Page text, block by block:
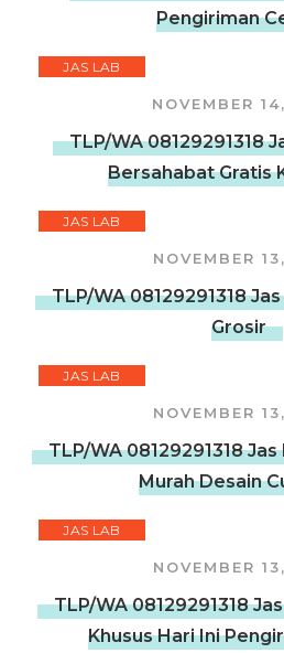
Pengiriman
JAS LAB
NOVEMBER
TLP/WA 08129291318
Bersahabat Gratis
JAS LAB
NOVEMBER
TLP/WA 08129291318
Grosir
JAS LAB
NOVEMBER
TLP/WA 08129291318
Murah Desain
JAS LAB
NOVEMBER
TLP/WA 08129291318
Khusus Hari Ini